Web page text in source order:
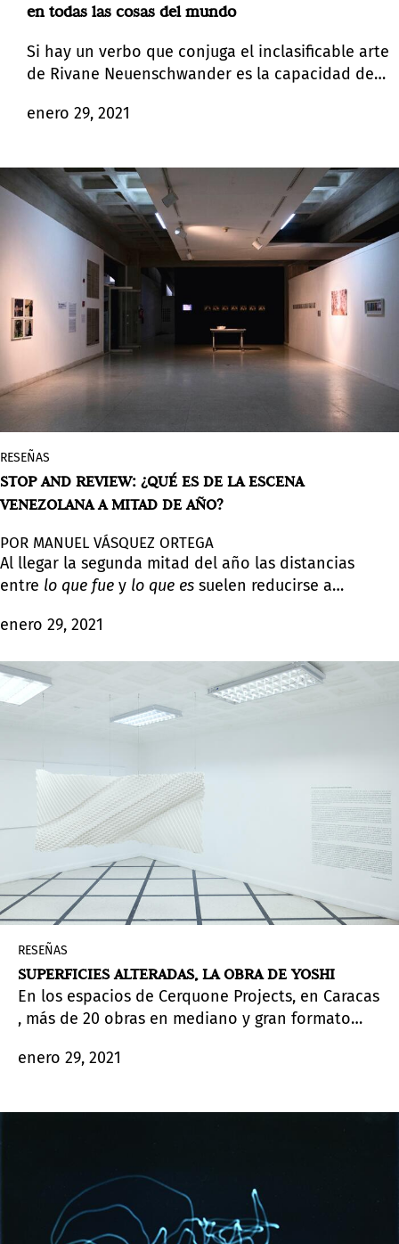
en todas las cosas del mundo
Si hay un verbo que conjuga el inclasificable arte
de Rivane Neuenschwander es la capacidad de
anima el amplísimo espectro de obras que
espacio, y la red de esquemas a partir de las
cuales construimos un lugar en el mundo, a
menudo separados por categorías
preestablecidas.
enero 29, 2021
RESEÑAS
STOP AND REVIEW: ¿QUÉ ES DE LA ESCENA
VENEZOLANA A MITAD DE AÑO?
POR MANUEL VÁSQUEZ ORTEGA
Al llegar la segunda mitad del año las distancias
entre lo que fue y lo que es suelen reducirse a
permiten esbozar
mitad del año ha significado la posibilidad de
presenciar el diálogo entre la complejidad y la
contradicción propia de un país convulso, en el
hablar en tiempo presente.
enero 29, 2021
RESEÑAS
SUPERFICIES ALTERADAS, LA OBRA DE YOSHI
En los espacios de Cerquone Projects, en Caracas
, más de 20 obras en mediano y gran formato
Yoshidurante los últimos siete años conforman
curaduría de Lorena González Inneco y la
enero 29, 2021